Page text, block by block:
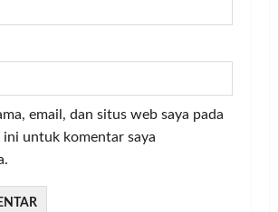
email, dan situs web saya pada
ini untuk komentar saya